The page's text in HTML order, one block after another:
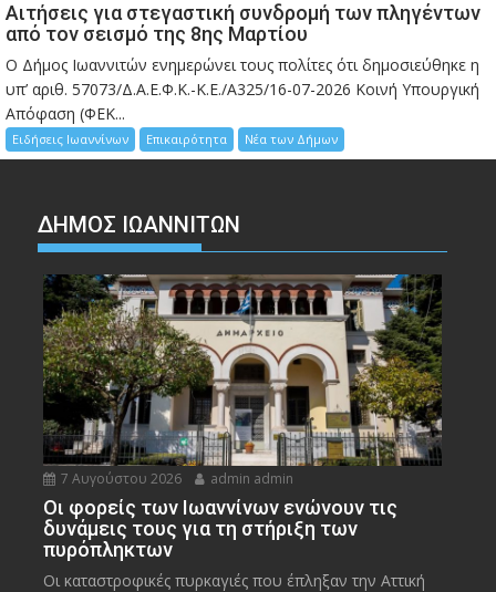
Αιτήσεις για στεγαστική συνδρομή των πληγέντων
από τον σεισμό της 8ης Μαρτίου
Ο Δήμος Ιωαννιτών ενημερώνει τους πολίτες ότι δημοσιεύθηκε η
υπ’ αριθ. 57073/Δ.Α.Ε.Φ.Κ.-Κ.Ε./Α325/16-07-2026 Κοινή Υπουργική
Απόφαση (ΦΕΚ...
Ειδήσεις Ιωαννίνων Επικαιρότητα Νέα των Δήμων
ΔΗΜΟΣ ΙΩΑΝΝΙΤΩΝ
7 Αυγούστου 2026 admin admin
Οι φορείς των Ιωαννίνων ενώνουν τις
δυνάμεις τους για τη στήριξη των
πυρόπληκτων
Οι καταστροφικές πυρκαγιές που έπληξαν την Αττική